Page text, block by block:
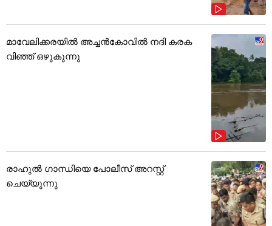
മാവേലിക്കരയിൽ അച്ചൻകോവിൽ നദി കരക
വിഞ്ഞ് ഒഴുകുന്നു
രാഹുൽ ഗാന്ധിയെ പോലീസ് അറസ്റ്റ്
ചെയ്യുന്നു